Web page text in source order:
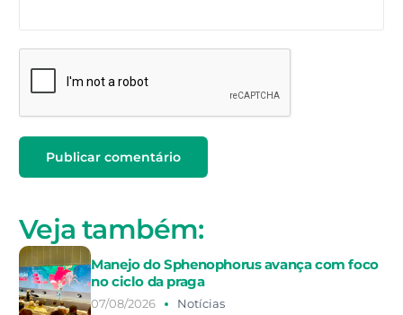
Veja também:
Manejo do Sphenophorus avança com foco
no ciclo da praga
07/08/2026 Notícias